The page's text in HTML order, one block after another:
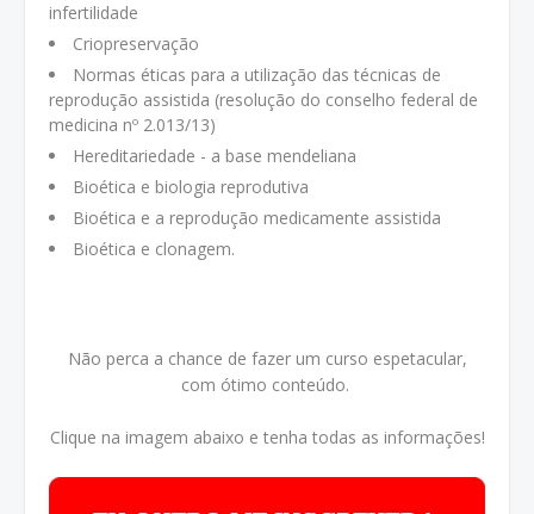
infertilidade
Criopreservação
Normas éticas para a utilização das técnicas de
reprodução assistida (resolução do conselho federal de
medicina nº 2.013/13)
Hereditariedade - a base mendeliana
Bioética e biologia reprodutiva
Bioética e a reprodução medicamente assistida
Bioética e clonagem.
Não perca a chance de fazer um curso espetacular,
com ótimo conteúdo.
Clique na imagem abaixo e tenha todas as informações!